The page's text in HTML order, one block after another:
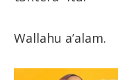
Wallahu a’alam.